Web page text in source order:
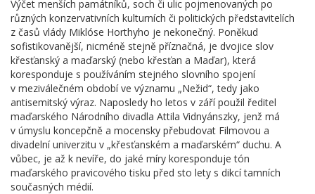
Výčet menších památníků, soch či ulic pojmenovaných po
různých konzervativních kulturních či politických představitelích
z časů vlády Miklóse Horthyho je nekonečný. Poněkud
sofistikovanější, nicméně stejně příznačná, je dvojice slov
křesťanský a maďarský (nebo křesťan a Maďar), která
koresponduje s používáním stejného slovního spojení
v meziválečném období ve významu „Nežid“, tedy jako
antisemitský výraz. Naposledy ho letos v září použil ředitel
maďarského Národního divadla Attila Vidnyánszky, jenž má
v úmyslu koncepčně a mocensky přebudovat Filmovou a
divadelní univerzitu v „křesťanském a maďarském“ duchu. A
vůbec, je až k nevíře, do jaké míry koresponduje tón
maďarského pravicového tisku před sto lety s dikcí tamních
současných médií.